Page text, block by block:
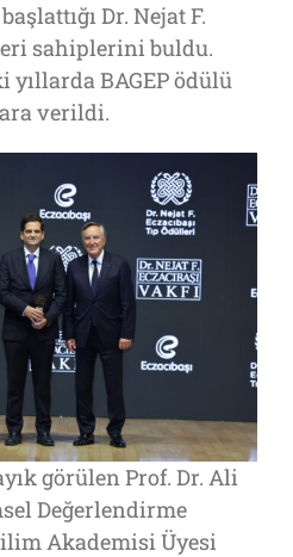
Dr. Nejat F.
sahiplerini buldu.
yıllarda BAGEP ödülü
verildi.
görülen Prof. Dr. Ali
Değerlendirme
Akademisi Üyesi